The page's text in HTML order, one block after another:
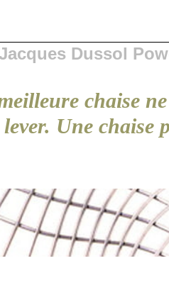
Dussol
chaise
Une